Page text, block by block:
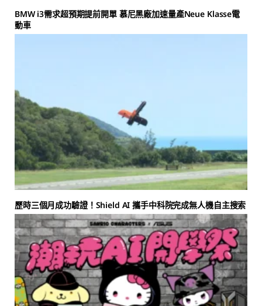
BMW i3需求超預期提前開單 慕尼黑廠加速量產Neue Klasse電
動車
歷時三個月成功驗證！Shield AI 攜手中科院完成無人機自主搜索